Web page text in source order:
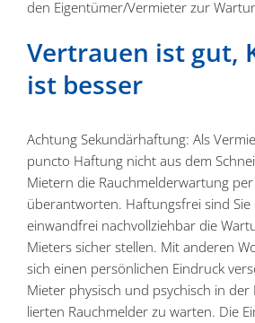
den Eigentümer/Vermieter zur
Vertrauen ist gut,
ist besser
Achtung Sekun­där­haftung: Als
puncto Haftung nicht aus dem
Mietern die Rauch­mel­der­wartung
überant­worten. Haftungsfrei sind Sie
einwandfrei nachvoll­ziehbar die
Mieters sicher stellen. Mit anderen
sich einen persön­lichen Eindruck
Mieter physisch und psychisch in
lierten Rauch­melder zu warten. Die